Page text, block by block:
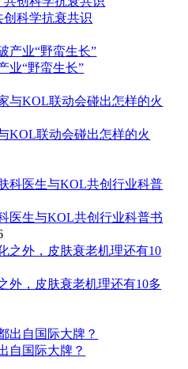
创科学抗衰共识
业“野蛮生长”
KOL联动会碰出怎样的火
医生与KOL共创行业科普书
外，皮肤衰老机理还有10多
自国际大牌？